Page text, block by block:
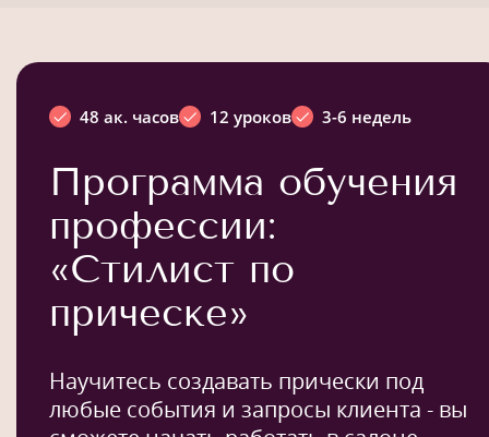
48 ак. часов 12 уроков 3-6 недель
Программа обучения
профессии:
«Стилист по
прическе»
Научитесь создавать прически под
любые события и запросы клиента - вы